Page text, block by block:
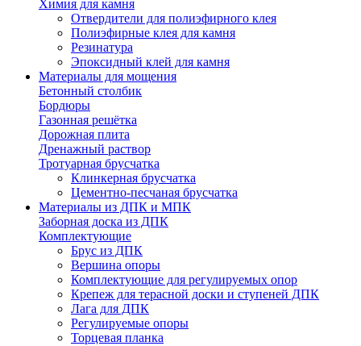
Химия для камня
Отвердители для полиэфирного клея
Полиэфирные клея для камня
Резинатура
Эпоксидный клей для камня
Материалы для мощения
Бетонный столбик
Бордюры
Газонная решётка
Дорожная плита
Дренажный раствор
Тротуарная брусчатка
Клинкерная брусчатка
Цементно-песчаная брусчатка
Материалы из ДПК и МПК
Заборная доска из ДПК
Комплектующие
Брус из ДПК
Вершина опоры
Комплектующие для регулируемых опор
Крепеж для терасной доски и ступеней ДПК
Лага для ДПК
Регулируемые опоры
Торцевая планка